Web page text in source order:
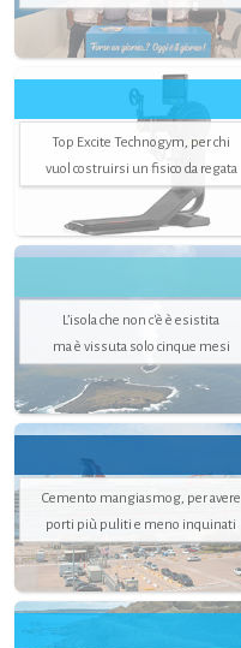
Top Excite Technogym, per chi
vuol costruirsi un fisico da regata
L’isola che non c'è è esistita
ma è vissuta solo cinque mesi
Cemento mangiasmog, per avere
porti più puliti e meno inquinati